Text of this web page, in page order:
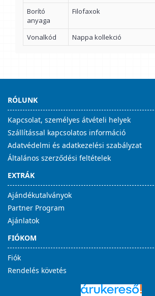
Borító
anyaga
Filofaxok
Vonalkód Nappa kollekció
RÓLUNK
Kapcsolat, személyes átvételi helyek
Szállítással kapcsolatos információ
Adatvédelmi és adatkezelési szabályzat
Általános szerződési feltételek
EXTRÁK
Ajándékutalványok
Partner Program
Ajánlatok
FIÓKOM
Fiók
Rendelés követés